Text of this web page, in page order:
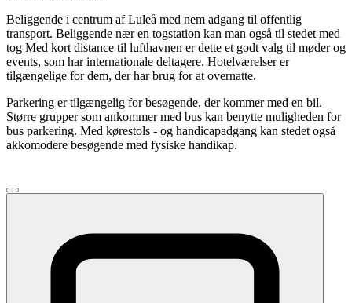
Beliggende i centrum af Luleå med nem adgang til offentlig
transport. Beliggende nær en togstation kan man også til stedet med
tog Med kort distance til lufthavnen er dette et godt valg til møder og
events, som har internationale deltagere. Hotelværelser er
tilgængelige for dem, der har brug for at overnatte.
Parkering er tilgængelig for besøgende, der kommer med en bil.
Større grupper som ankommer med bus kan benytte muligheden for
bus parkering. Med kørestols - og handicapadgang kan stedet også
akkomodere besøgende med fysiske handikap.